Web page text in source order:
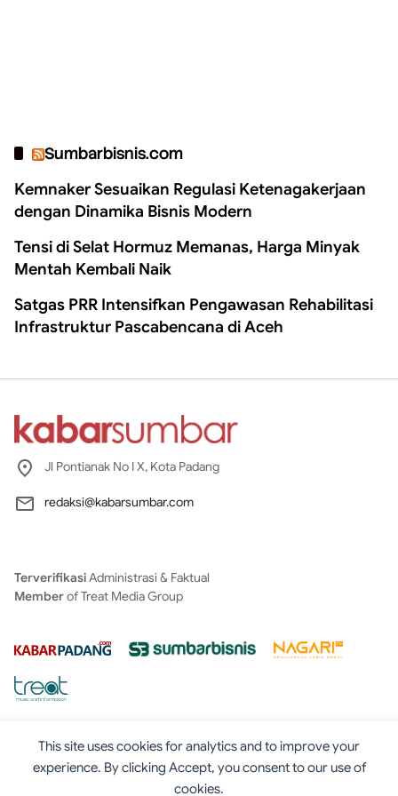
This site uses cookies for analytics and to improve your
experience. By clicking Accept, you consent to our use of
cookies.
Sumbarbisnis.com
Kemnaker Sesuaikan Regulasi Ketenagakerjaan
dengan Dinamika Bisnis Modern
Tensi di Selat Hormuz Memanas, Harga Minyak
Mentah Kembali Naik
Satgas PRR Intensifkan Pengawasan Rehabilitasi
Infrastruktur Pascabencana di Aceh
Jl Pontianak No I X, Kota Padang
redaksi@kabarsumbar.com
TerverifikasiAdministrasi & Faktual
Memberof Treat Media Group